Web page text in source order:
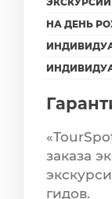
НА ДЕНЬ
заказа
гидов.